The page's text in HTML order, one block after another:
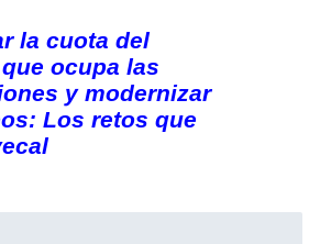
la cuota del
ocupa las
y modernizar
Los retos que